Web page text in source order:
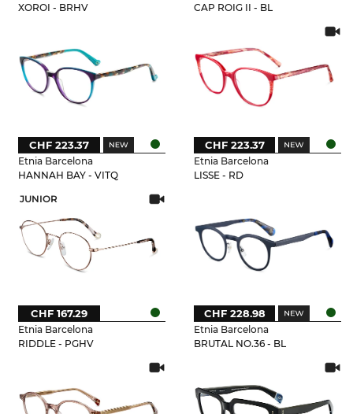
XOROI - BRHV
CAP ROIG II - BL
Etnia Barcelona
HANNAH BAY - VITQ
CHF 223.37
Etnia Barcelona
LISSE - RD
CHF 223.37
JUNIOR
Etnia Barcelona
RIDDLE - PGHV
CHF 167.29
Etnia Barcelona
BRUTAL NO.36 - BL
CHF 228.98